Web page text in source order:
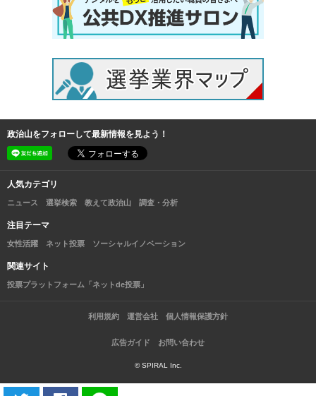
政治山をフォローして最新情報を見よう！
人気カテゴリ
ニュース 選挙検索 教えて政治山 調査・分析
注目テーマ
女性活躍 ネット投票 ソーシャルイノベーション
関連サイト
投票プラットフォーム「ネットde投票」
利用規約 運営会社 個人情報保護方針
広告ガイド お問い合わせ
© SPIRAL Inc.